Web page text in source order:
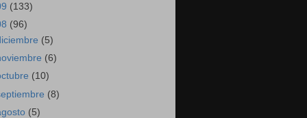
(133)
(96)
(5)
(6)
(10)
(8)
(5)